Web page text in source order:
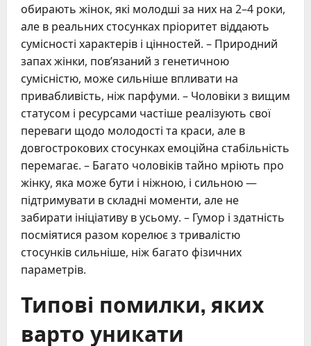
обирають жінок, які молодші за них на 2–4 роки,
але в реальних стосунках пріоритет віддають
сумісності характерів і цінностей. – Природний
запах жінки, пов’язаний з генетичною
сумісністю, може сильніше впливати на
привабливість, ніж парфуми. – Чоловіки з вищим
статусом і ресурсами частіше реалізують свої
переваги щодо молодості та краси, але в
довгострокових стосунках емоційна стабільність
перемагає. – Багато чоловіків тайно мріють про
жінку, яка може бути і ніжною, і сильною —
підтримувати в складні моменти, але не
забирати ініціативу в усьому. – Гумор і здатність
посміятися разом корелює з тривалістю
стосунків сильніше, ніж багато фізичних
параметрів.
Типові помилки, яких
варто уникати